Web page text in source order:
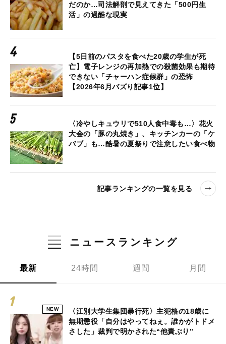
だのか…司法解剖で見えてきた「500円生
活」の過酷な現実
【5日前のパスタを食べた20歳の学生が死
亡】電子レンジの再加熱での殺菌効果も期待
できない「チャーハン症候群」の恐怖
【2026年6月バズり記事1位】
〈冷やしキュウリで510人食中毒も…〉花火
大会の「豚の丸焼き」、キッチンカーの「ケ
バブ」も…酷暑の夏祭りで注意したい食べ物
記事ランキングの一覧を見る
ニュースランキング
最新 24時間 週間 月間
NEW
〈江別大学生集団暴行死〉主犯格の18歳に
無期懲役「自分はやってねぇ。誰かがトドメ
さした」裁判で明かされた“他責ぶり”